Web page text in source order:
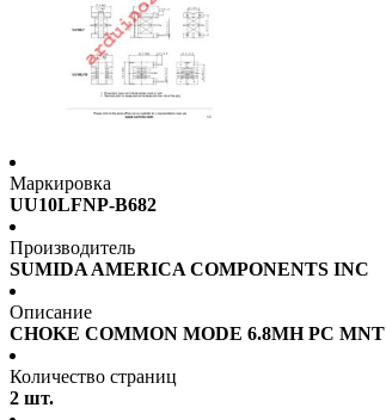
Маркировка
UU10LFNP-B682
Производитель
SUMIDA AMERICA COMPONENTS INC
Описание
CHOKE COMMON MODE 6.8MH PC MNT
Количество страниц
2 шт.